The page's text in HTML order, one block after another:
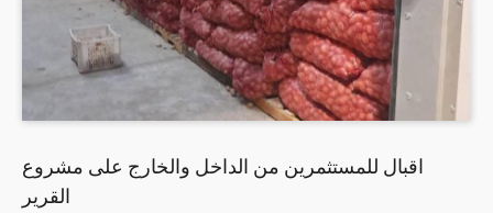
اقبال للمستثمرين من الداخل والخارج على مشروع
القرير